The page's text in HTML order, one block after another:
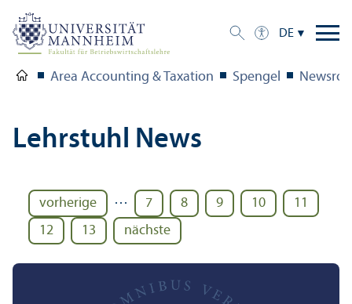
DE
Area Accounting & Taxation Spengel
Lehr­stuhl News
vorherige … 7 8 9 10
11
12
13 nächste